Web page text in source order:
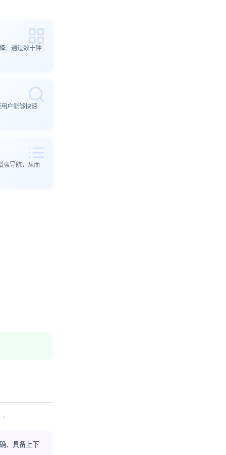
。通过数十种
户能够快速
强导航，从而
.
、具备上下